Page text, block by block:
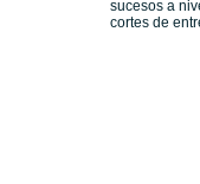
sucesos a
cortes de